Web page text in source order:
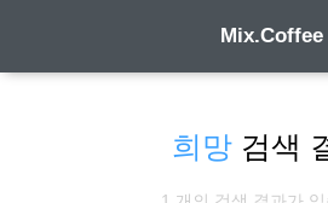
Mix.Coffee
희망 검색